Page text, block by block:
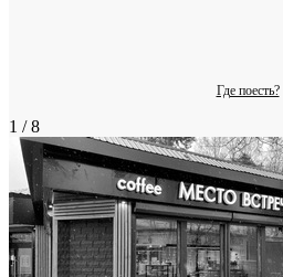
Где поесть?
1 / 8